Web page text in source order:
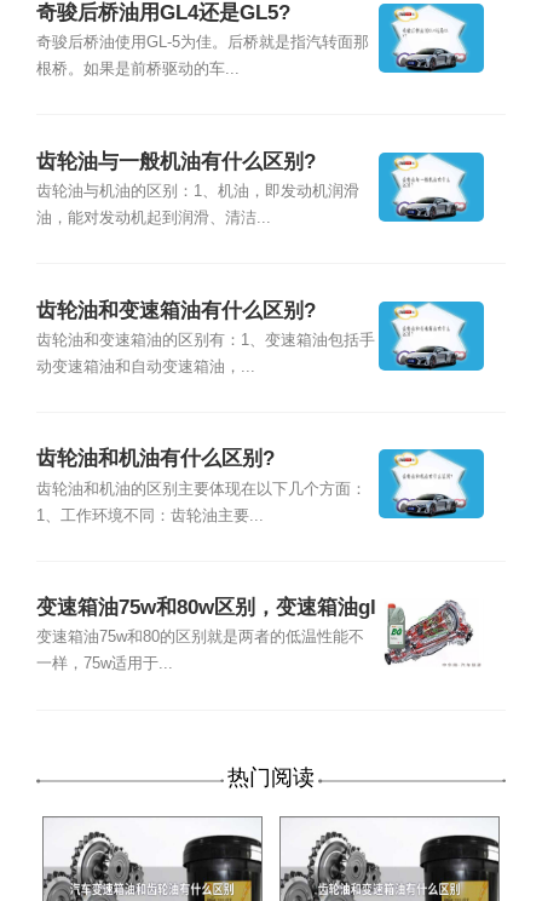
奇骏后桥油用GL4还是GL5?
奇骏后桥油使用GL-5为佳。后桥就是指汽转面那
根桥。如果是前桥驱动的车...
齿轮油与一般机油有什么区别?
齿轮油与机油的区别：1、机油，即发动机润滑
油，能对发动机起到润滑、清洁...
齿轮油和变速箱油有什么区别?
齿轮油和变速箱油的区别有：1、变速箱油包括手
动变速箱油和自动变速箱油，...
齿轮油和机油有什么区别?
齿轮油和机油的区别主要体现在以下几个方面：
1、工作环境不同：齿轮油主要...
变速箱油75w和80w区别，变速箱油gl
4与gl5区别
变速箱油75w和80的区别就是两者的低温性能不
一样，75w适用于...
热门阅读